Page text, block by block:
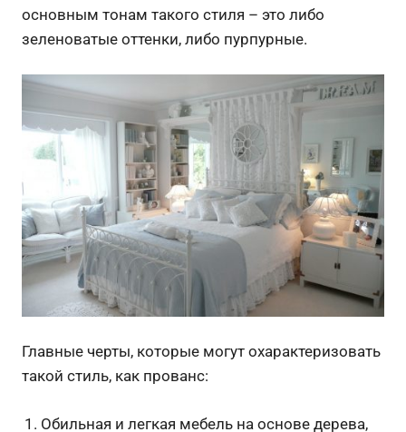
основным тонам такого стиля – это либо
зеленоватые оттенки, либо пурпурные.
Главные черты, которые могут охарактеризовать
такой стиль, как прованс:
Обильная и легкая мебель на основе дерева,